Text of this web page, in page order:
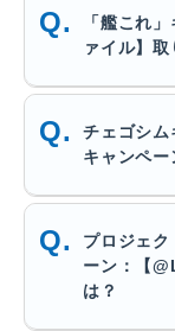
「艦これ
ァイル】
チェゴシム
キャンペー
プロジェ
ーン：【
は？